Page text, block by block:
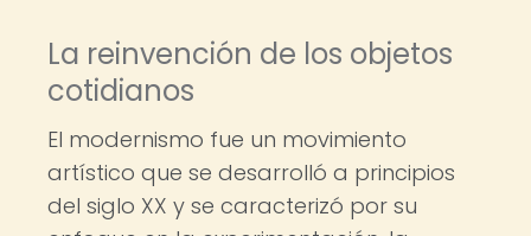
La reinvención de los objetos
cotidianos
El modernismo fue un movimiento
artístico que se desarrolló a principios
del siglo XX y se caracterizó por su